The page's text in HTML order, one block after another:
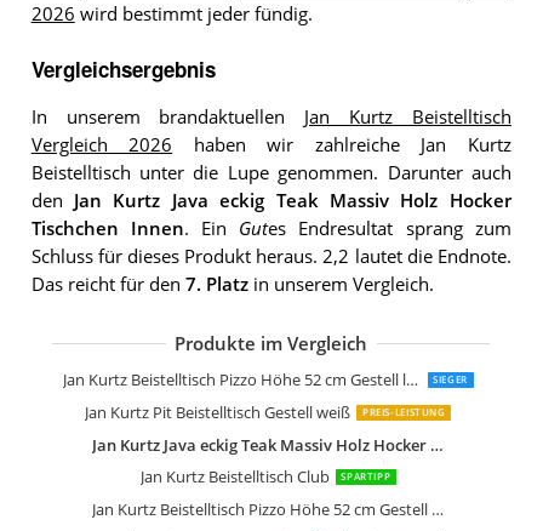
2026 wird bestimmt jeder fündig.
Vergleichsergebnis
In unserem brandaktuellen Jan Kurtz Beistelltisch
Vergleich 2026 haben wir zahlreiche Jan Kurtz
Beistelltisch unter die Lupe genommen. Darunter auch
den Jan Kurtz Java eckig Teak Massiv Holz Hocker
Tischchen Innen. Ein Gutes Endresultat sprang zum
Schluss für dieses Produkt heraus. 2,2 lautet die Endnote.
Das reicht für den 7. Platzin unserem Vergleich.
Produkte im Vergleich
Jan Kurtz Beistelltisch Pizzo Höhe 52 cm Gestell lunasilber SIEGER
Jan Kurtz Pit Beistelltisch Gestell weiß PREIS-LEISTUNG
Jan Kurtz Java eckig Teak Massiv Holz Hocker Tischchen Innen
Jan Kurtz Beistelltisch Club
SPARTIPP
Jan Kurtz Beistelltisch Pizzo Höhe 52 cm Gestell schwarz
Jan KurtzCouchtisch, Beistelltisch Holz
Jan Kurtz Beistelltisch Dweller
Jan Kurtz Hocker, Beistelltisch Holz